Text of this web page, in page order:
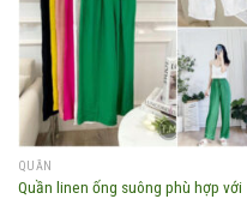
Add to
wishlist
QUẦN
Quần linen ống suông phù hợp với